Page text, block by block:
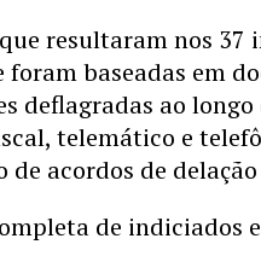
resultaram nos
foram baseadas em
deflagradas ao
telemático e
de acordos de
de indiciados